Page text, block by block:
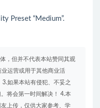
Preset “Medium”.
，但并不代表本站赞同其观
运营或用于其他商业活
如果本站有侵犯、不妥之
将会第一时间解决！ 4.本
上传，仅供大家参考、学